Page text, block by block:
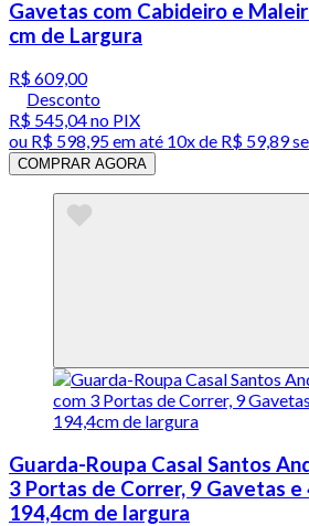
Gavetas com Cabideiro e
cm de Largura
R$ 609,00
Desconto
R$ 545,04no PIX
ou R$ 598,95em até 10x de R$ 59,89
COMPRAR AGORA
Guarda-Roupa Casal Santos
3 Portas de Correr, 9 Gavetas
194,4cm de largura